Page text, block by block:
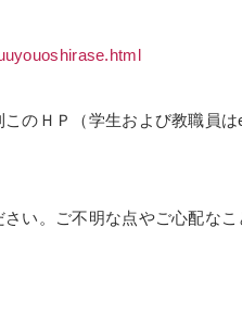
のＨＰ（学生および教職員
い。ご不明な点やご心配な